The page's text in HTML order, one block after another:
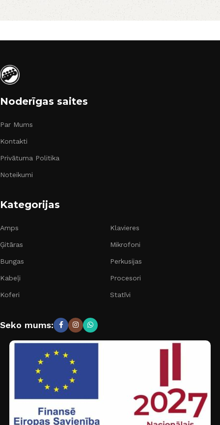
Noderīgas saites
Par Mums
Kontakti
Privātuma Politika
Noteikumi
Kategorijas
Amps
Ģitāras
Bungas
Kabeļi
Koferi
Klavieres
Mikrofoni
Perkusijas
Procesori
Statīvi
Seko mums: